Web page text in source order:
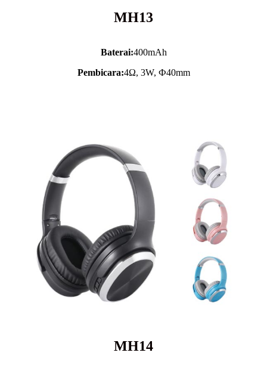
MH13
Baterai:400mAh
Pembicara:4Ω, 3W, Ф40mm
MH14